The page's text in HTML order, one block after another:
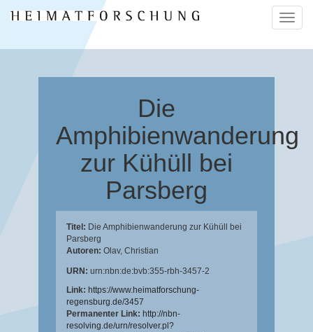
ein-/
Die
Amphibienwanderung
zur Kühüll bei
Parsberg
Titel: Die Amphibienwanderung zur Kühüll bei
Parsberg
Autoren: Olav, Christian
URN: urn:nbn:de:bvb:355-rbh-3457-2
Link: https://www.heimatforschung-
regensburg.de/3457
Permanenter Link: http://nbn-
resolving.de/urn/resolver.pl?